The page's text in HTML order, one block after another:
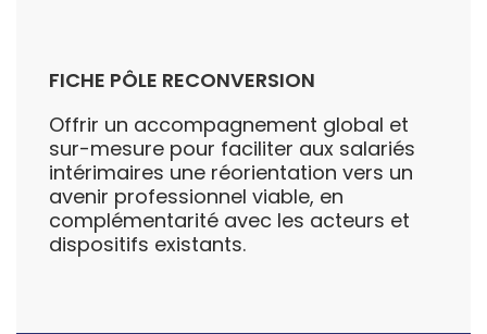
FICHE PÔLE RECONVERSION
Offrir un accompagnement global et
sur-mesure pour faciliter aux salariés
intérimaires une réorientation vers un
avenir professionnel viable, en
complémentarité avec les acteurs et
dispositifs existants.